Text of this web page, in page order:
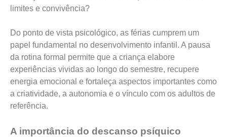
limites e convivência?
Do ponto de vista psicológico, as férias cumprem um
papel fundamental no desenvolvimento infantil. A pausa
da rotina formal permite que a criança elabore
experiências vividas ao longo do semestre, recupere
energia emocional e fortaleça aspectos importantes como
a criatividade, a autonomia e o vínculo com os adultos de
referência.
A importância do descanso psíquico